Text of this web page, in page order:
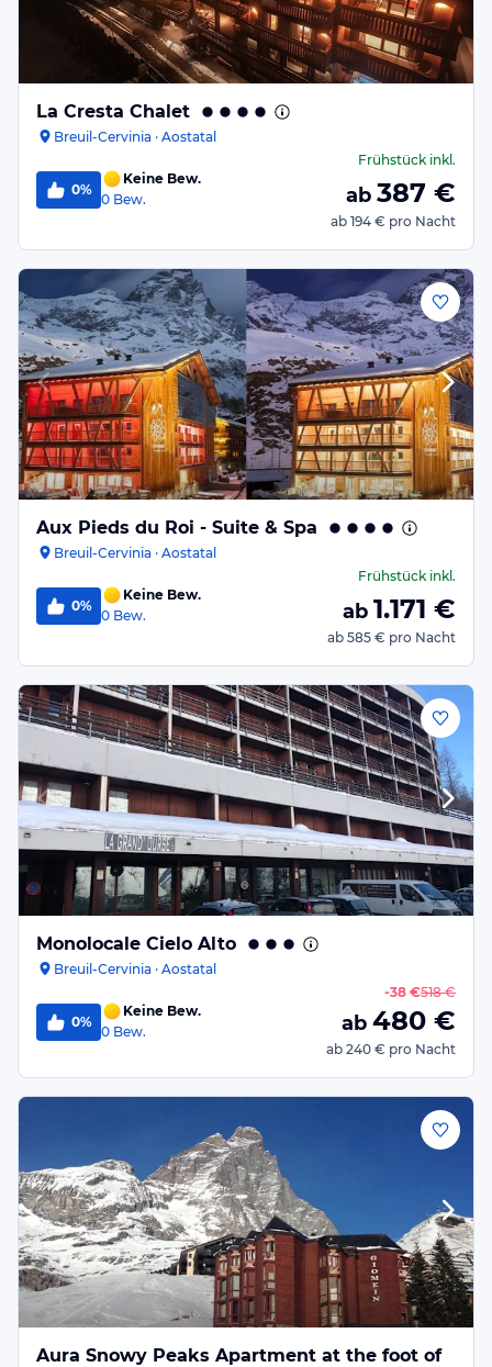
La Cresta Chalet
Breuil-Cervinia · Aostatal
0%
Keine Bew.
0 Bew.
Frühstückinkl.
ab 387 €
ab 194 € pro Nacht
Aux Pieds du Roi - Suite & Spa
Breuil-Cervinia · Aostatal
0%
Keine Bew.
0 Bew.
Frühstückinkl.
ab 1.171 €
ab 585 € pro Nacht
Monolocale Cielo Alto
Breuil-Cervinia · Aostatal
0%
Keine Bew.
0 Bew.
-38 €518 €
ab 480 €
ab 240 € pro Nacht
Aura Snowy Peaks Apartment at the foot of